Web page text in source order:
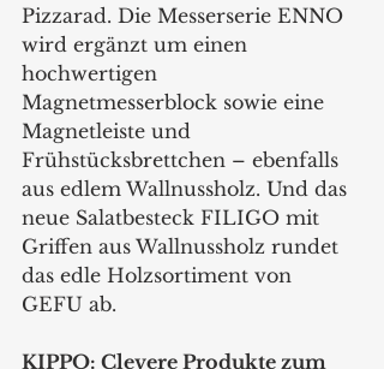
Pizzarad. Die Messerserie ENNO
wird ergänzt um einen
hochwertigen
Magnetmesserblock sowie eine
Magnetleiste und
Frühstücksbrettchen – ebenfalls
aus edlem Wallnussholz. Und das
neue Salatbesteck FILIGO mit
Griffen aus Wallnussholz rundet
das edle Holzsortiment von
GEFU ab.
KIPPO: Clevere Produkte zum